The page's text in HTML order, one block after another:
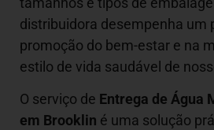
distribuidora desempenha um
promoção do bem-estar e na
estilo de vida saudável de
O serviço de Entrega de Água
em Brooklin é uma solução